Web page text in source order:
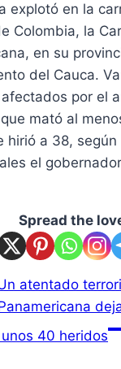
explotó en la
Colombia, la
en su
del Cauca.
por el
mató al
hirió a 38,
el
Spread the
atentado
40 heridos